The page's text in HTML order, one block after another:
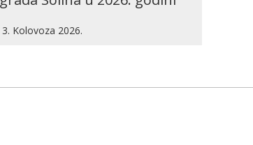
3. Kolovoza 2026.